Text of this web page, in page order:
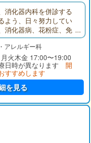
消化器内科を併診する
よう、日々努力してい
消化器病、花粉症、免
談ください。経鼻内視
制)。
アレルギー科
火木金 17:00〜19:00
日時が異なります 開
すすめします
を見る